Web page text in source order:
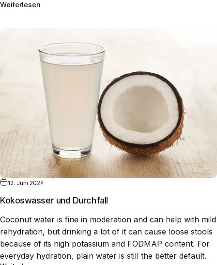
Weiterlesen
12. Juni 2024
Kokoswasser und Durchfall
Coconut water is fine in moderation and can help with mild
rehydration, but drinking a lot of it can cause loose stools
because of its high potassium and FODMAP content. For
everyday hydration, plain water is still the better default.